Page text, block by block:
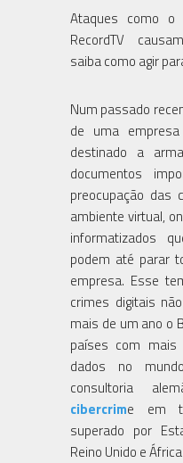
Ataques como o
RecordTV
saiba como agir
Num passado
de uma
destinado a
documentos
preocupação das
ambiente virtual,
informatizados
podem até parar
empresa. Esse
crimes digitais
mais de um ano o
países com
dados no
consultoria
cibercrime em
superado por
Reino Unido e